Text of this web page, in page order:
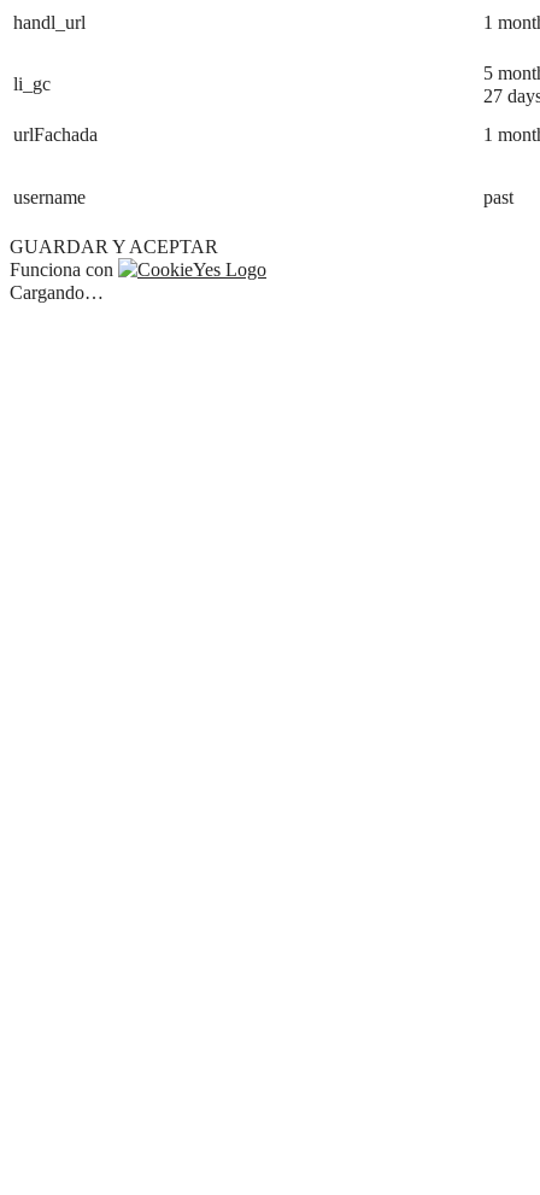
handl_url 1
li_gc
5
27
urlFachada
1
username past
GUARDAR Y ACEPTAR
Funciona con
Cargando…